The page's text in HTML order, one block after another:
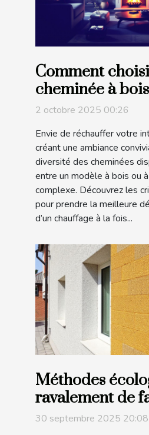
Comment
cheminée à
2 octobre 2025 00:26
Envie de réchauffer votre
créant une ambiance
diversité des cheminées
entre un modèle à bois ou
complexe. Découvrez les
pour prendre la meilleure
d’un chauffage à la fois...
Méthodes
ravalement de
isolation
30 septembre 2025 20:08